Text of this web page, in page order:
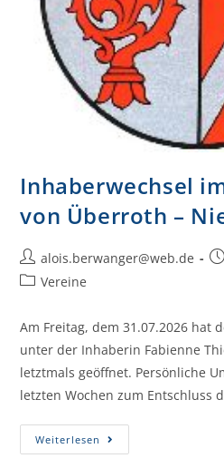
Inhaberwechsel
von Überroth –
alois.berwanger@web.de
Vereine
Am Freitag, dem 31.07.2026 hat
unter der Inhaberin Fabienne
letztmals geöffnet. Persönliche
letzten Wochen zum Entschluss
Weiterlesen